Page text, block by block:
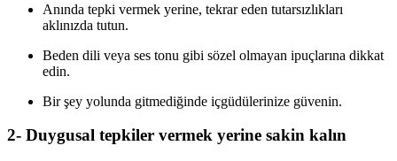
Anında tepki vermek yerine, tekrar eden tutarsızlıkları
aklınızda tutun.
Beden dili veya ses tonu gibi sözel olmayan ipuçlarına dikkat
edin.
Bir şey yolunda gitmediğinde içgüdülerinize güvenin.
2- Duygusal tepkiler vermek yerine sakin kalın